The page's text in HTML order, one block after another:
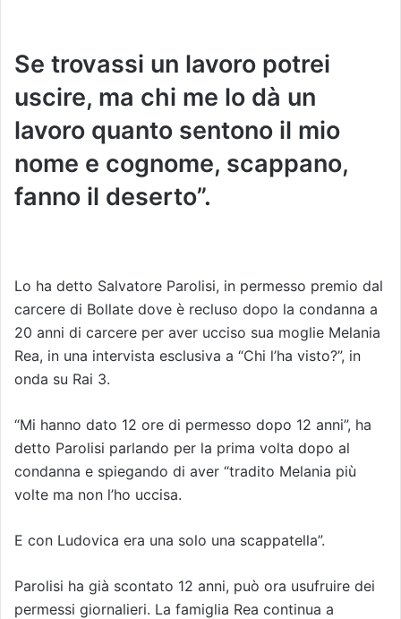
Se trovassi un lavoro potrei
uscire, ma chi me lo dà un
lavoro quanto sentono il mio
nome e cognome, scappano,
fanno il deserto”.
Lo ha detto Salvatore Parolisi, in permesso premio dal
carcere di Bollate dove è recluso dopo la condanna a
20 anni di carcere per aver ucciso sua moglie Melania
Rea, in una intervista esclusiva a “Chi l’ha visto?”, in
onda su Rai 3.
“Mi hanno dato 12 ore di permesso dopo 12 anni”, ha
detto Parolisi parlando per la prima volta dopo al
condanna e spiegando di aver “tradito Melania più
volte ma non l’ho uccisa.
E con Ludovica era una solo una scappatella”.
Parolisi ha già scontato 12 anni, può ora usufruire dei
permessi giornalieri. La famiglia Rea continua a